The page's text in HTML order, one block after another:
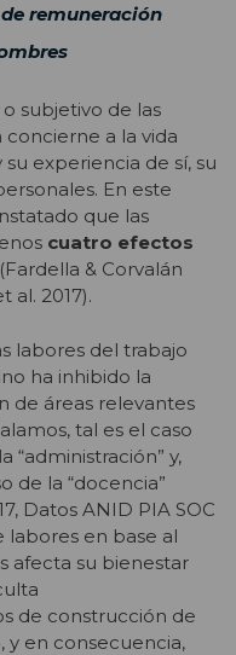
remuneración
subjetivo de las
a la vida
experiencia de sí, su
En este
que las
cuatro efectos
& Corvalán
al. 2017).
labores del trabajo
ha inhibido la
de áreas relevantes
tal es el caso
“administración” y,
de la “docencia”
Datos ANID PIA SOC
labores en base al
afecta su bienestar
de construcción de
, y en consecuencia,